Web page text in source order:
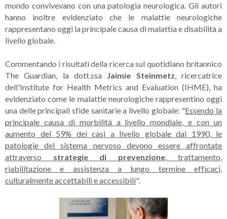
mondo convivevano con una patologia neurologica. Gli autori
hanno inoltre evidenziato che le malattie neurologiche
rappresentano oggi la principale causa di malattia e disabilità a
livello globale.
Commentando i risultati della ricerca sul quotidiano britannico
The Guardian, la dott.ssa Jaimie Steinmetz, ricercatrice
dell'Institute for Health Metrics and Evaluation (IHME), ha
evidenziato come le malattie neurologiche rappresentino oggi
una delle principali sfide sanitarie a livello globale: "Essendo la
principale causa di morbilità a livello mondiale, e con un
aumento del 59% dei casi a livello globale dal 1990, le
patologie del sistema nervoso devono essere affrontate
attraverso strategie di prevenzione, trattamento,
riabilitazione e assistenza a lungo termine efficaci,
culturalmente accettabili e accessibili".